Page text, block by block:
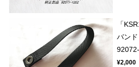
「
バン
¥2,000